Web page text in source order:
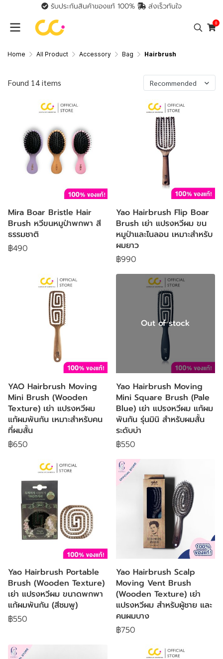
รับประกันสินค้าของแท้ 100% ส่งเร็วทันใจ
0
Home All Product Accessory Bag Hairbrush
Found 14 items Recommended
Mira Boar Bristle Hair
Brush หวีขนหมูป่าพกพา สี
ธรรมชาติ
฿490
Yao Hairbrush Flip Boar
Brush เย่า แปรงหวีผม ขน
หมูป่าและไนลอน เหมาะสำหรับ
ผมยาว
฿990
YAO Hairbrush Moving
Mini Brush (Wooden
Texture) เย่า แปรงหวีผม
แก้ผมพันกัน เหมาะสำหรับคน
ที่ผมสั้น
฿650
Out of stock
Yao Hairbrush Moving
Mini Square Brush (Pale
Blue) เย่า แปรงหวีผม แก้ผม
พันกัน รุ่นมินิ สำหรับผมสั้น
ระดับบ่า
฿550
Yao Hairbrush Portable
Brush (Wooden Texture)
เย่า แปรงหวีผม ขนาดพกพา
แก้ผมพันกัน (สีชมพู)
฿550
Yao Hairbrush Scalp
Moving Vent Brush
(Wooden Texture) เย่า
แปรงหวีผม สำหรับผู้ชาย และ
คนผมบาง
฿750